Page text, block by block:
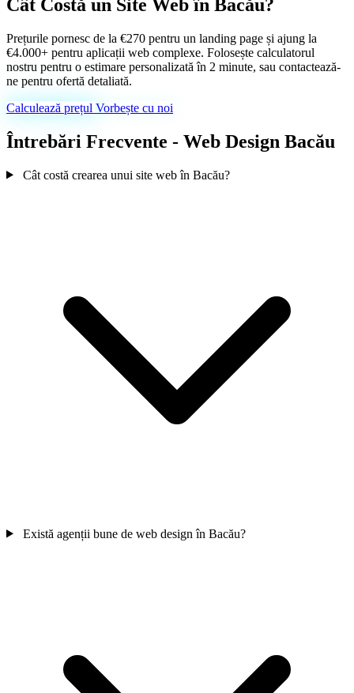
Toate proiectele
Vezi întregul portofoliu cu live preview
Cât Costă un Site Web în Bacău?
Prețurile pornesc de la €270 pentru un landing page și ajung la
€4.000+ pentru aplicații web complexe. Folosește calculatorul
nostru pentru o estimare personalizată în 2 minute, sau contactează-
ne pentru ofertă detaliată.
Calculează prețul Vorbește cu noi
Întrebări Frecvente - Web Design Bacău
Cât costă crearea unui site web în Bacău?
Există agenții bune de web design în Bacău?